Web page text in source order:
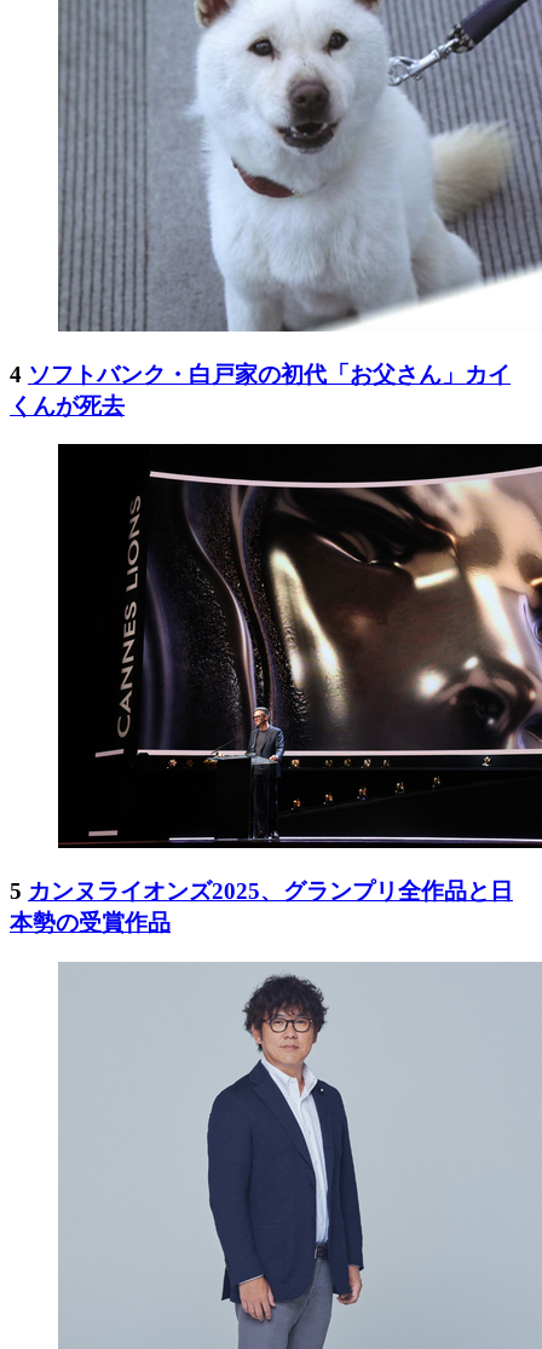
4 ソフトバンク・白戸家の初代「お父さん」カイ
くんが死去
5 カンヌライオンズ2025、グランプリ全作品と日
本勢の受賞作品